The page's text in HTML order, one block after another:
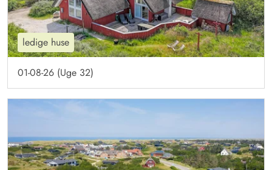
ledige huse
01-08-26 (Uge 32)